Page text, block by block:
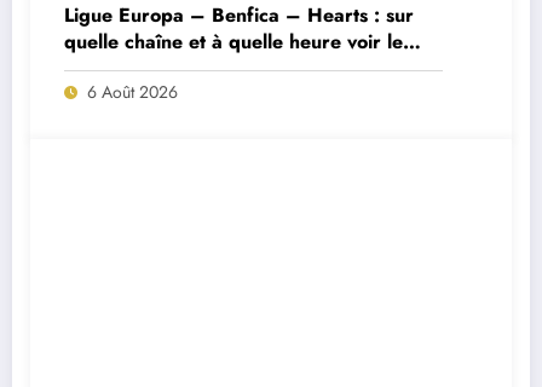
Ligue Europa – Benfica – Hearts : sur
quelle chaîne et à quelle heure voir le
match ?
6 Août 2026